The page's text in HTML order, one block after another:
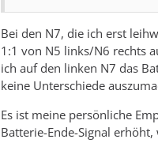
Bei den N7, die ich erst
1:1 von N5 links/N6 rechts
ich auf den linken N7 das
keine Unterschiede
Es ist meine persönliche
Batterie-Ende-Signal